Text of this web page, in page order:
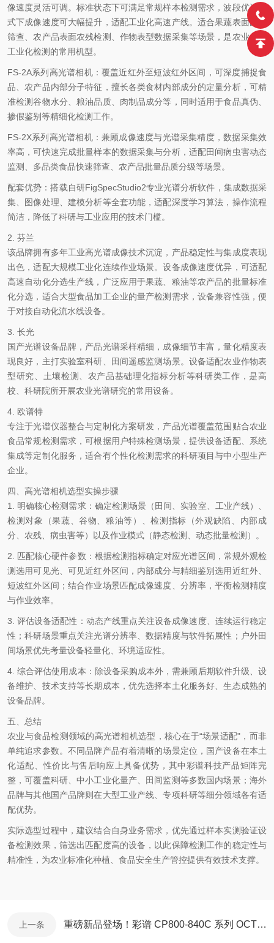
像速度灵活可调。标准状态下可满足常规样本检测需求，波段优选模
式下成像速度可大幅提升，适配工业化高速产线。适合果蔬表面缺陷
筛查、农产品表面农残检测、作物表型数据采集等场景，是农业食品
工业化检测的常用机型。
FS-2A系列高光谱相机：覆盖近红外至短波红外区间，可深度捕捉食
品、农产品内部分子特征，擅长各类食材内部成分的定量分析，可精
准检测谷物水分、粮油品质、肉制品成分等，同时适用于食品真伪、
掺假鉴别等精细化检测工作。
FS-2X系列高光谱相机：兼顾成像速度与光谱采集精度，数据采集效
率高，可快速完成批量样本的数据采集与分析，适配田间病虫害动态
监测、多品类食品快速筛查、农产品批量品质分级等场景。
配套优势：搭载自研FigSpecStudio2专业光谱分析软件，集成数据采
集、图像处理、建模分析等全套功能，适配深度学习算法，操作流程
简洁，降低了科研与工业应用的技术门槛。
2. 芬兰
该品牌拥有多年工业高光谱成像技术沉淀，产品稳定性与集成度表现
出色，适配大规模工业化连续作业场景。设备成像速度优异，可适配
高速自动化分选生产线，广泛应用于果蔬、粮油等农产品的批量标准
化分选，适合大型食品加工企业的量产检测需求，设备兼容性强，便
于对接自动化流水线设备。
3. 长光
国产光谱设备品牌，产品光谱采样精细，成像细节丰富，量化精度表
现良好，主打实验室科研、田间遥感监测场景。设备适配农业作物表
型研究、土壤检测、农产品基础理化指标分析等科研类工作，是高
校、科研院所开展农业光谱研究的常用设备。
4. 欧谱特
专注于光谱仪器整合与定制化方案研发，产品光谱覆盖范围贴合农业
食品常规检测需求，可根据用户特殊检测场景，提供设备适配、系统
集成等定制化服务，适合有个性化检测需求的科研项目与中小型生产
企业。
四、高光谱相机选型实操步骤
1. 明确核心检测需求：确定检测场景（田间、实验室、工业产线）、
检测对象（果蔬、谷物、粮油等）、检测指标（外观缺陷、内部成
分、农残、病虫害等）以及作业模式（静态检测、动态批量检测）。
2. 匹配核心硬件参数 ：根据检测指标确定对应光谱区间，常规外观检
测选用可见光、可见近红外区间，内部成分与精细鉴别选用近红外、
短波红外区间；结合作业场景匹配成像速度、分辨率，平衡检测精度
与作业效率。
3.评估设备适配性 ：动态产线重点关注设备成像速度、连续运行稳定
性；科研场景重点关注光谱分辨率、数据精度与软件拓展性；户外田
间场景优先考量设备轻量化、环境适应性。
4.综合评估使用成本 ：除设备采购成本外，需兼顾后期软件升级、设
备维护、技术支持等长期成本，优先选择本土化服务好 、生态成熟的
设备品牌。
五、总结
农业与食品检测领域的高光谱相机选型，核心在于“场景适配"，而非
单纯追求参数。不同品牌产品有着清晰的场景定位，国产设备在本土
化适配、性价比与售后响应上具备优势，其中彩谱科技产品矩阵完
整 ，可覆盖科研、中小工业化量产、田间监测等多数国内场景；海外
品牌与其他国产品牌则在大型工业产线、专项科研等细分领域各有适
配优势。
实际选型过程中，建议结合自身业务需求，优先通过样本实测验证设
备检测效果，筛选出匹配度高的设备，以此保障检测工作的稳定性与
精准性，为农业标准化种植、食品安全生产管控提供有效技术支撑。
上一条 ​重磅新品登场！彩谱 CP800-840C 系列 OCT 光谱仪正式上市